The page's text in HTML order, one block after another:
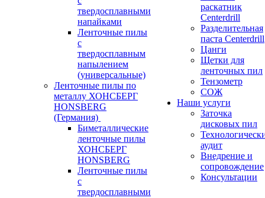
твердосплавными
напайками
Ленточные пилы
с
твердосплавным
напылением
(универсальные)
Ленточные пилы по
металлу ХОНСБЕРГ
HONSBERG
(Германия)
Биметаллические
ленточные пилы
ХОНСБЕРГ
HONSBERG
Ленточные пилы
с
твердосплавными
раскатник
Centerdrill
Разделительная
паста Centerdrill
Цанги
Щетки для
ленточных пил
Тензометр
СОЖ
Наши услуги
Заточка
дисковых пил
аудит
Внедрение и
сопровождение
Консультации